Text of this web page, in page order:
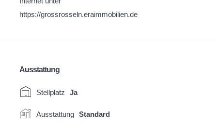
https://grossrosseln.eraimmobilien.de
Ausstattung
Stellplatz Ja
Ausstattung Standard